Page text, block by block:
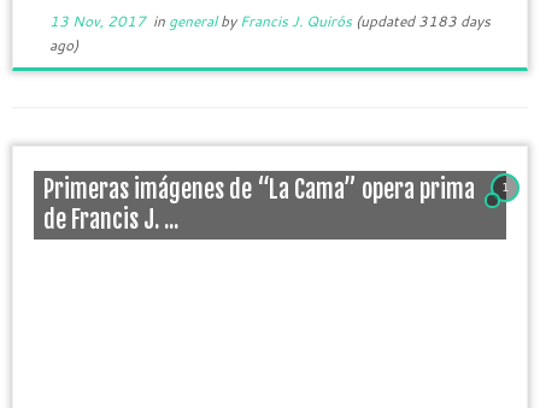
13 Nov, 2017in generalbyFrancis J. Quirós(updated 3183 days
ago)
1
Primeras imágenes de “La Cama” opera prima
de Francis J. ...